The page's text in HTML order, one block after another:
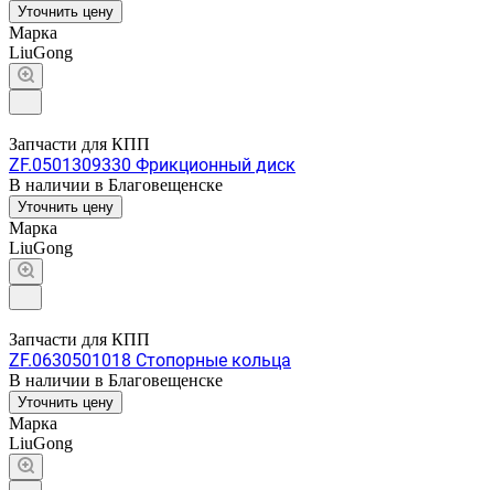
Уточнить цену
Марка
LiuGong
Запчасти для КПП
ZF.0501309330 Фрикционный диск
В наличии в Благовещенске
Уточнить цену
Марка
LiuGong
Запчасти для КПП
ZF.0630501018 Стопорные кольца
В наличии в Благовещенске
Уточнить цену
Марка
LiuGong